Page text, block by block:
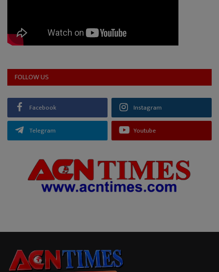
FOLLOW US
Facebook Instagram
Telegram Youtube